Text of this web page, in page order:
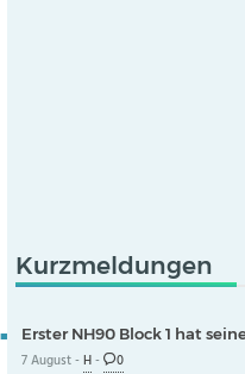
Kurzmeldungen
Erster NH90 Block 1 hat
7 August -H- 0